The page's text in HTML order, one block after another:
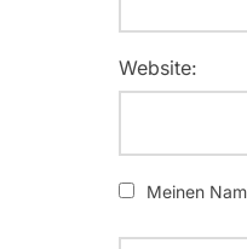
Website:
Meinen